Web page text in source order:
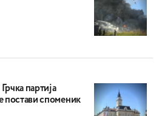
партија
постави споменик